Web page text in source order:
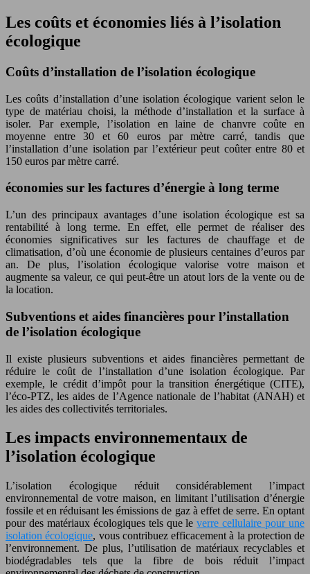
Les coûts et économies liés à l’isolation
écologique
Coûts d’installation de l’isolation écologique
Les coûts d’installation d’une isolation écologique varient selon le
type de matériau choisi, la méthode d’installation et la surface à
isoler. Par exemple, l’isolation en laine de chanvre coûte en
moyenne entre 30 et 60 euros par mètre carré, tandis que
l’installation d’une isolation par l’extérieur peut coûter entre 80 et
150 euros par mètre carré.
économies sur les factures d’énergie à long terme
L’un des principaux avantages d’une isolation écologique est sa
rentabilité à long terme. En effet, elle permet de réaliser des
économies significatives sur les factures de chauffage et de
climatisation, d’où une économie de plusieurs centaines d’euros par
an. De plus, l’isolation écologique valorise votre maison et
augmente sa valeur, ce qui peut-être un atout lors de la vente ou de
la location.
Subventions et aides financières pour l’installation
de l’isolation écologique
Il existe plusieurs subventions et aides financières permettant de
réduire le coût de l’installation d’une isolation écologique. Par
exemple, le crédit d’impôt pour la transition énergétique (CITE),
l’éco-PTZ, les aides de l’Agence nationale de l’habitat (ANAH) et
les aides des collectivités territoriales.
Les impacts environnementaux de
l’isolation écologique
L’isolation écologique réduit considérablement l’impact
environnemental de votre maison, en limitant l’utilisation d’énergie
fossile et en réduisant les émissions de gaz à effet de serre. En optant
pour des matériaux écologiques tels que leverre cellulaire pour une
isolation écologique, vous contribuez efficacement à la protection de
l’environnement. De plus, l’utilisation de matériaux recyclables et
biodégradables tels que la fibre de bois réduit l’impact